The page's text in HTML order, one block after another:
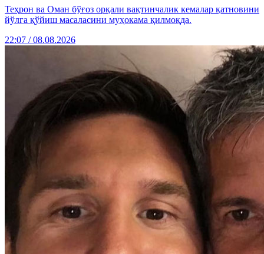
Теҳрон ва Оман бўғоз орқали вақтинчалик кемалар қатновини
йўлга қўйиш масаласини муҳокама қилмоқда.
22:07 / 08.08.2026